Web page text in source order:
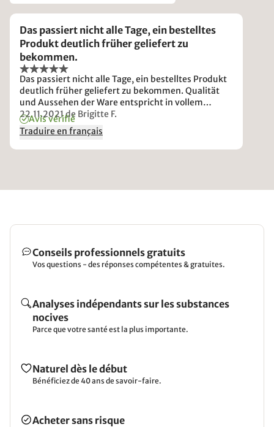
Das passiert nicht alle Tage, ein bestelltes
Produkt deutlich früher geliefert zu
bekommen.
Das passiert nicht alle Tage, ein bestelltes Produkt
deutlich früher geliefert zu bekommen. Qualität
und Aussehen der Ware entspricht in vollem
Umfang den Erwartungen.
22.11.2021de Brigitte F.
Avis vérifié
Traduire en français
Conseils professionnels gratuits
Vos questions - des réponses compétentes & gratuites.
Analyses indépendants sur les substances
nocives
Parce que votre santé est la plus importante.
Naturel dès le début
Bénéficiez de 40 ans de savoir-faire.
Acheter sans risque